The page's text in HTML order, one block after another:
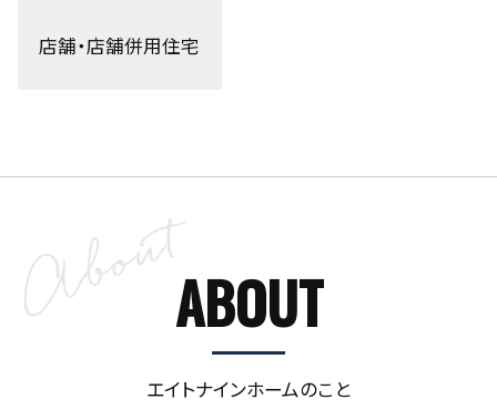
店舗・店舗併用住宅
ABOUT
エイトナインホームのこと